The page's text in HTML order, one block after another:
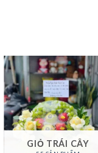
GIỎ TRÁI CÂY